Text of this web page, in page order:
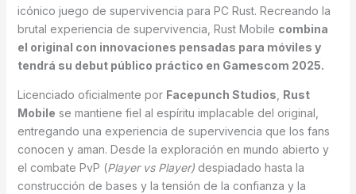
icónico juego de supervivencia para PC Rust. Recreando la
brutal experiencia de supervivencia, Rust Mobile combina
el original con innovaciones pensadas para móviles y
tendrá su debut público práctico en Gamescom 2025.
Licenciado oficialmente por Facepunch Studios Rust
Mobile se mantiene fiel al espíritu implacable del original,
entregando una experiencia de supervivencia que los fans
conocen y aman. Desde la exploración en mundo abierto y
el combate PvP (Player vs Player)despiadado hasta la
construcción de bases y la tensión de la confianza y la